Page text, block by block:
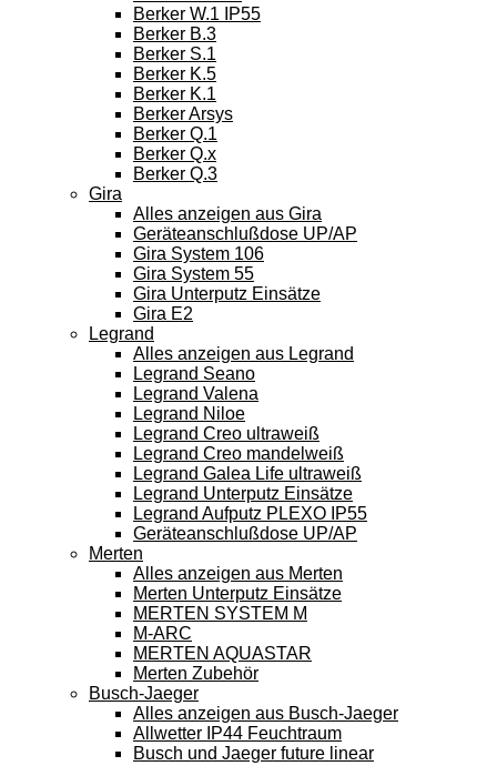
Berker W.1 IP55
Berker B.3
Berker S.1
Berker K.5
Berker K.1
Berker Arsys
Berker Q.1
Berker Q.x
Berker Q.3
Gira
Alles anzeigen aus Gira
Geräteanschlußdose UP/AP
Gira System 106
Gira System 55
Gira Unterputz Einsätze
Gira E2
Legrand
Alles anzeigen aus Legrand
Legrand Seano
Legrand Valena
Legrand Niloe
Legrand Creo ultraweiß
Legrand Creo mandelweiß
Legrand Galea Life ultraweiß
Legrand Unterputz Einsätze
Legrand Aufputz PLEXO IP55
Geräteanschlußdose UP/AP
Merten
Alles anzeigen aus Merten
Merten Unterputz Einsätze
MERTEN SYSTEM M
M-ARC
MERTEN AQUASTAR
Merten Zubehör
Busch-Jaeger
Alles anzeigen aus Busch-Jaeger
Allwetter IP44 Feuchtraum
Busch und Jaeger future linear